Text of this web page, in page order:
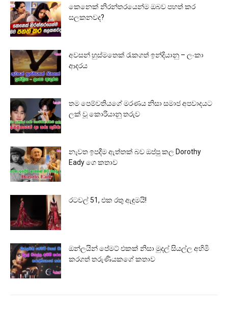
කෙනෙක් නිරන්තරයෙන්ම ඔබව පහත් කර
සලකනවද?
අවසන් හුස්මතෙක් රැකගත් ඉන්දියානු – ලංකා
ආදරය
තම පෙම්වතියගේ මරණය නිසා සමාජ අපවාදයට
ලක් වූ කොරියානු තරුව
නැවත ඉපදීම ඇත්තක් බව ඔප්පු කල Dorothy
Eady ගෙ කතාව
රටවල් 51, එක රතු ඇඳුමයි!
ඔන්ලයින් පේමට් එකක් නිසා මුදල් සියල්ල අහිමි
කරගත් තරුණියකගේ කතාව